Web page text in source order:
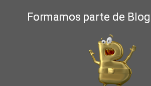
Formamos parte de